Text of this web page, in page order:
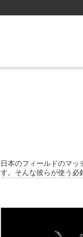
日本のフィールドのマ
す。そんな彼らが使う必